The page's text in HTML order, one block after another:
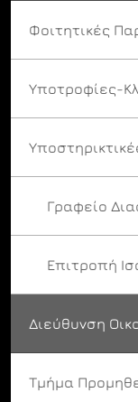
Φοιτητικές
Υποτροφίες-
Γραφείο
Επιτροπή
Διεύθυνση
Τμήμα